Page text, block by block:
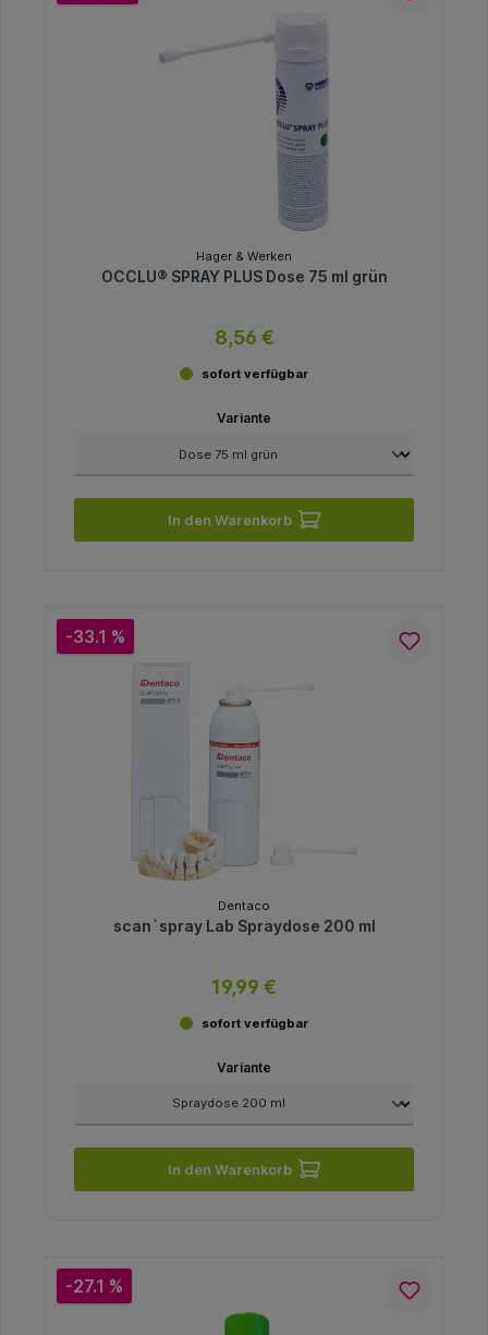
Hager & Werken
OCCLU® SPRAY PLUS Dose 75 ml grün
8,56 €
sofort verfügbar
Variante
In den Warenkorb
-33.1 %
Dentaco
scan`spray Lab Spraydose 200 ml
19,99 €
sofort verfügbar
Variante
In den Warenkorb
-27.1 %